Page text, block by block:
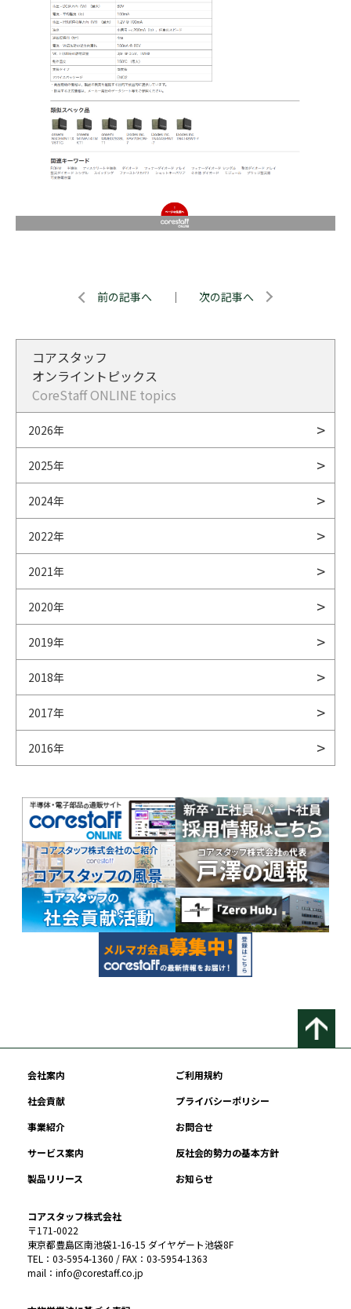
前の記事へ ｜ 次の記事へ
コアスタッフ
オンライントピックス
CoreStaff ONLINE topics
2026年
2025年
2024年
2022年
2021年
2020年
2019年
2018年
2017年
2016年
会社案内
ご利用規約
社会貢献
プライバシーポリシー
事業紹介
お問合せ
サービス案内
反社会的勢力の基本方針
製品リリース
お知らせ
コアスタッフ株式会社
〒171-0022
東京都豊島区南池袋1-16-15 ダイヤゲート池袋8F
TEL：03-5954-1360 / FAX：03-5954-1363
mail：info@corestaff.co.jp